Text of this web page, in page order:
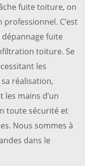
fuite toiture, on
professionnel. C’est
fuite
toiture. Se
les
réalisation,
mains d’un
toute sécurité et
Nous sommes à
dans le